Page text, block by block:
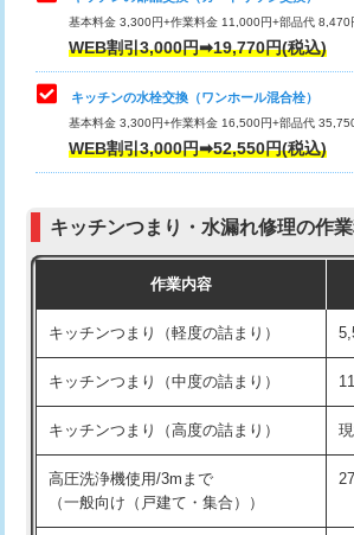
用/3ｍまで)
給水管工事※（塩ビ管（VP・HI）使
用（追加）/3ｍ超え)
給水管工事※（ライニング鋼管・銅
管・ポリ管・HT管使用/3ｍまで)
管・ポリ管・HT管使用/3ｍ超え)
排水管工事（土の掘削・埋め戻し作
排水管工事（排水管工事/3ｍまで）
排水管工事（追加 排水管工事/3ｍ超
マス交換（土の掘削・埋め戻し作業）
マス交換（深さ50㎝未満）
止水・漏水調査・防水処理・清掃・修
理・調整・分解・加工など（重作業）
お風呂タンク脱着
その他部品の脱着
式・ワンホール）)
交換・取付(排水栓・排水トラップ
持込商品取付（単水栓）
基本料金 3,300円+作業料金 11,000円+部品代 8,470
WEB割引3,000円➡19,770円(税込)
キッチンの水栓交換（ワンホール混合栓）
基本料金 3,300円+作業料金 16,500円+部品代
WEB割引3,000円➡52,550円(税込)
キッチンつまり・水漏れ修理の作
作業内容
キッチンつまり（軽度の詰まり）
キッチンつまり（中度の詰まり）
キッチンつまり（高度の詰まり）
高圧洗浄機使用/3mまで
（一般向け（戸建て・集合））